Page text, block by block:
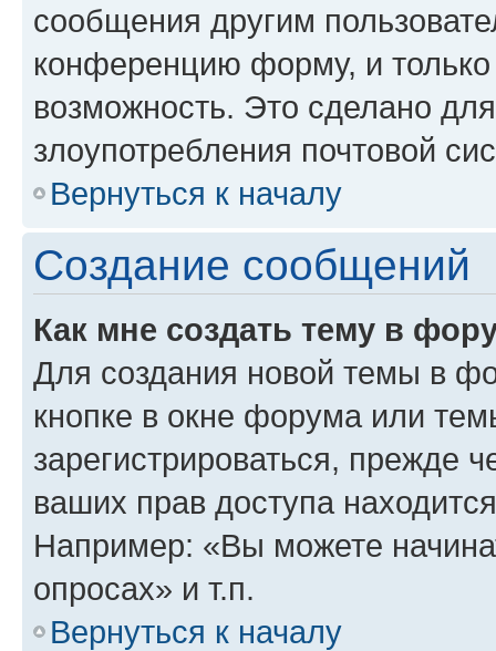
сообщения другим
конференцию форму, и
возможность. Это сделано
злоупотребления почтовой
Вернуться к началу
Создание сообщений
Как мне создать тему в
Для создания новой темы в
кнопке в окне форума или
зарегистрироваться, прежде
ваших прав доступа
Например: «Вы можете
опросах» и т.п.
Вернуться к началу